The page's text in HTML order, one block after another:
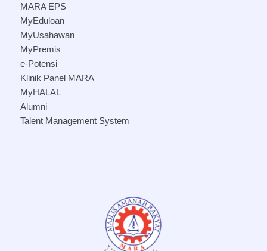
MARA EPS
MyEduloan
MyUsahawan
MyPremis
e-Potensi
Klinik Panel MARA
MyHALAL
Alumni
Talent Management System